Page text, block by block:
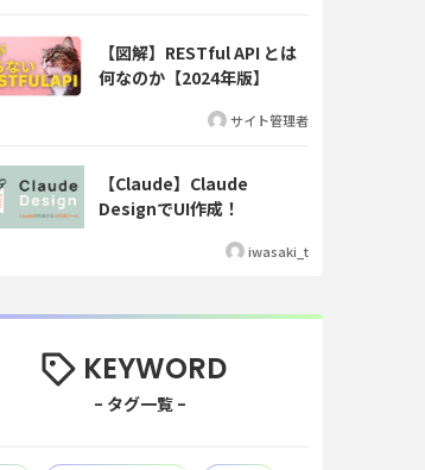
【図解】RESTful API とは
何なのか【2024年版】
サイト管理者
【Claude】Claude
DesignでUI作成！
iwasaki_t
KEYWORD